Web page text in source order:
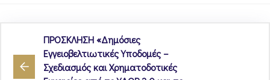
ΠΡΟΣΚΛΗΣΗ «Δημόσιες
Εγγειοβελτιωτικές Υποδομές –
Σχεδιασμός και Χρηματοδοτικές